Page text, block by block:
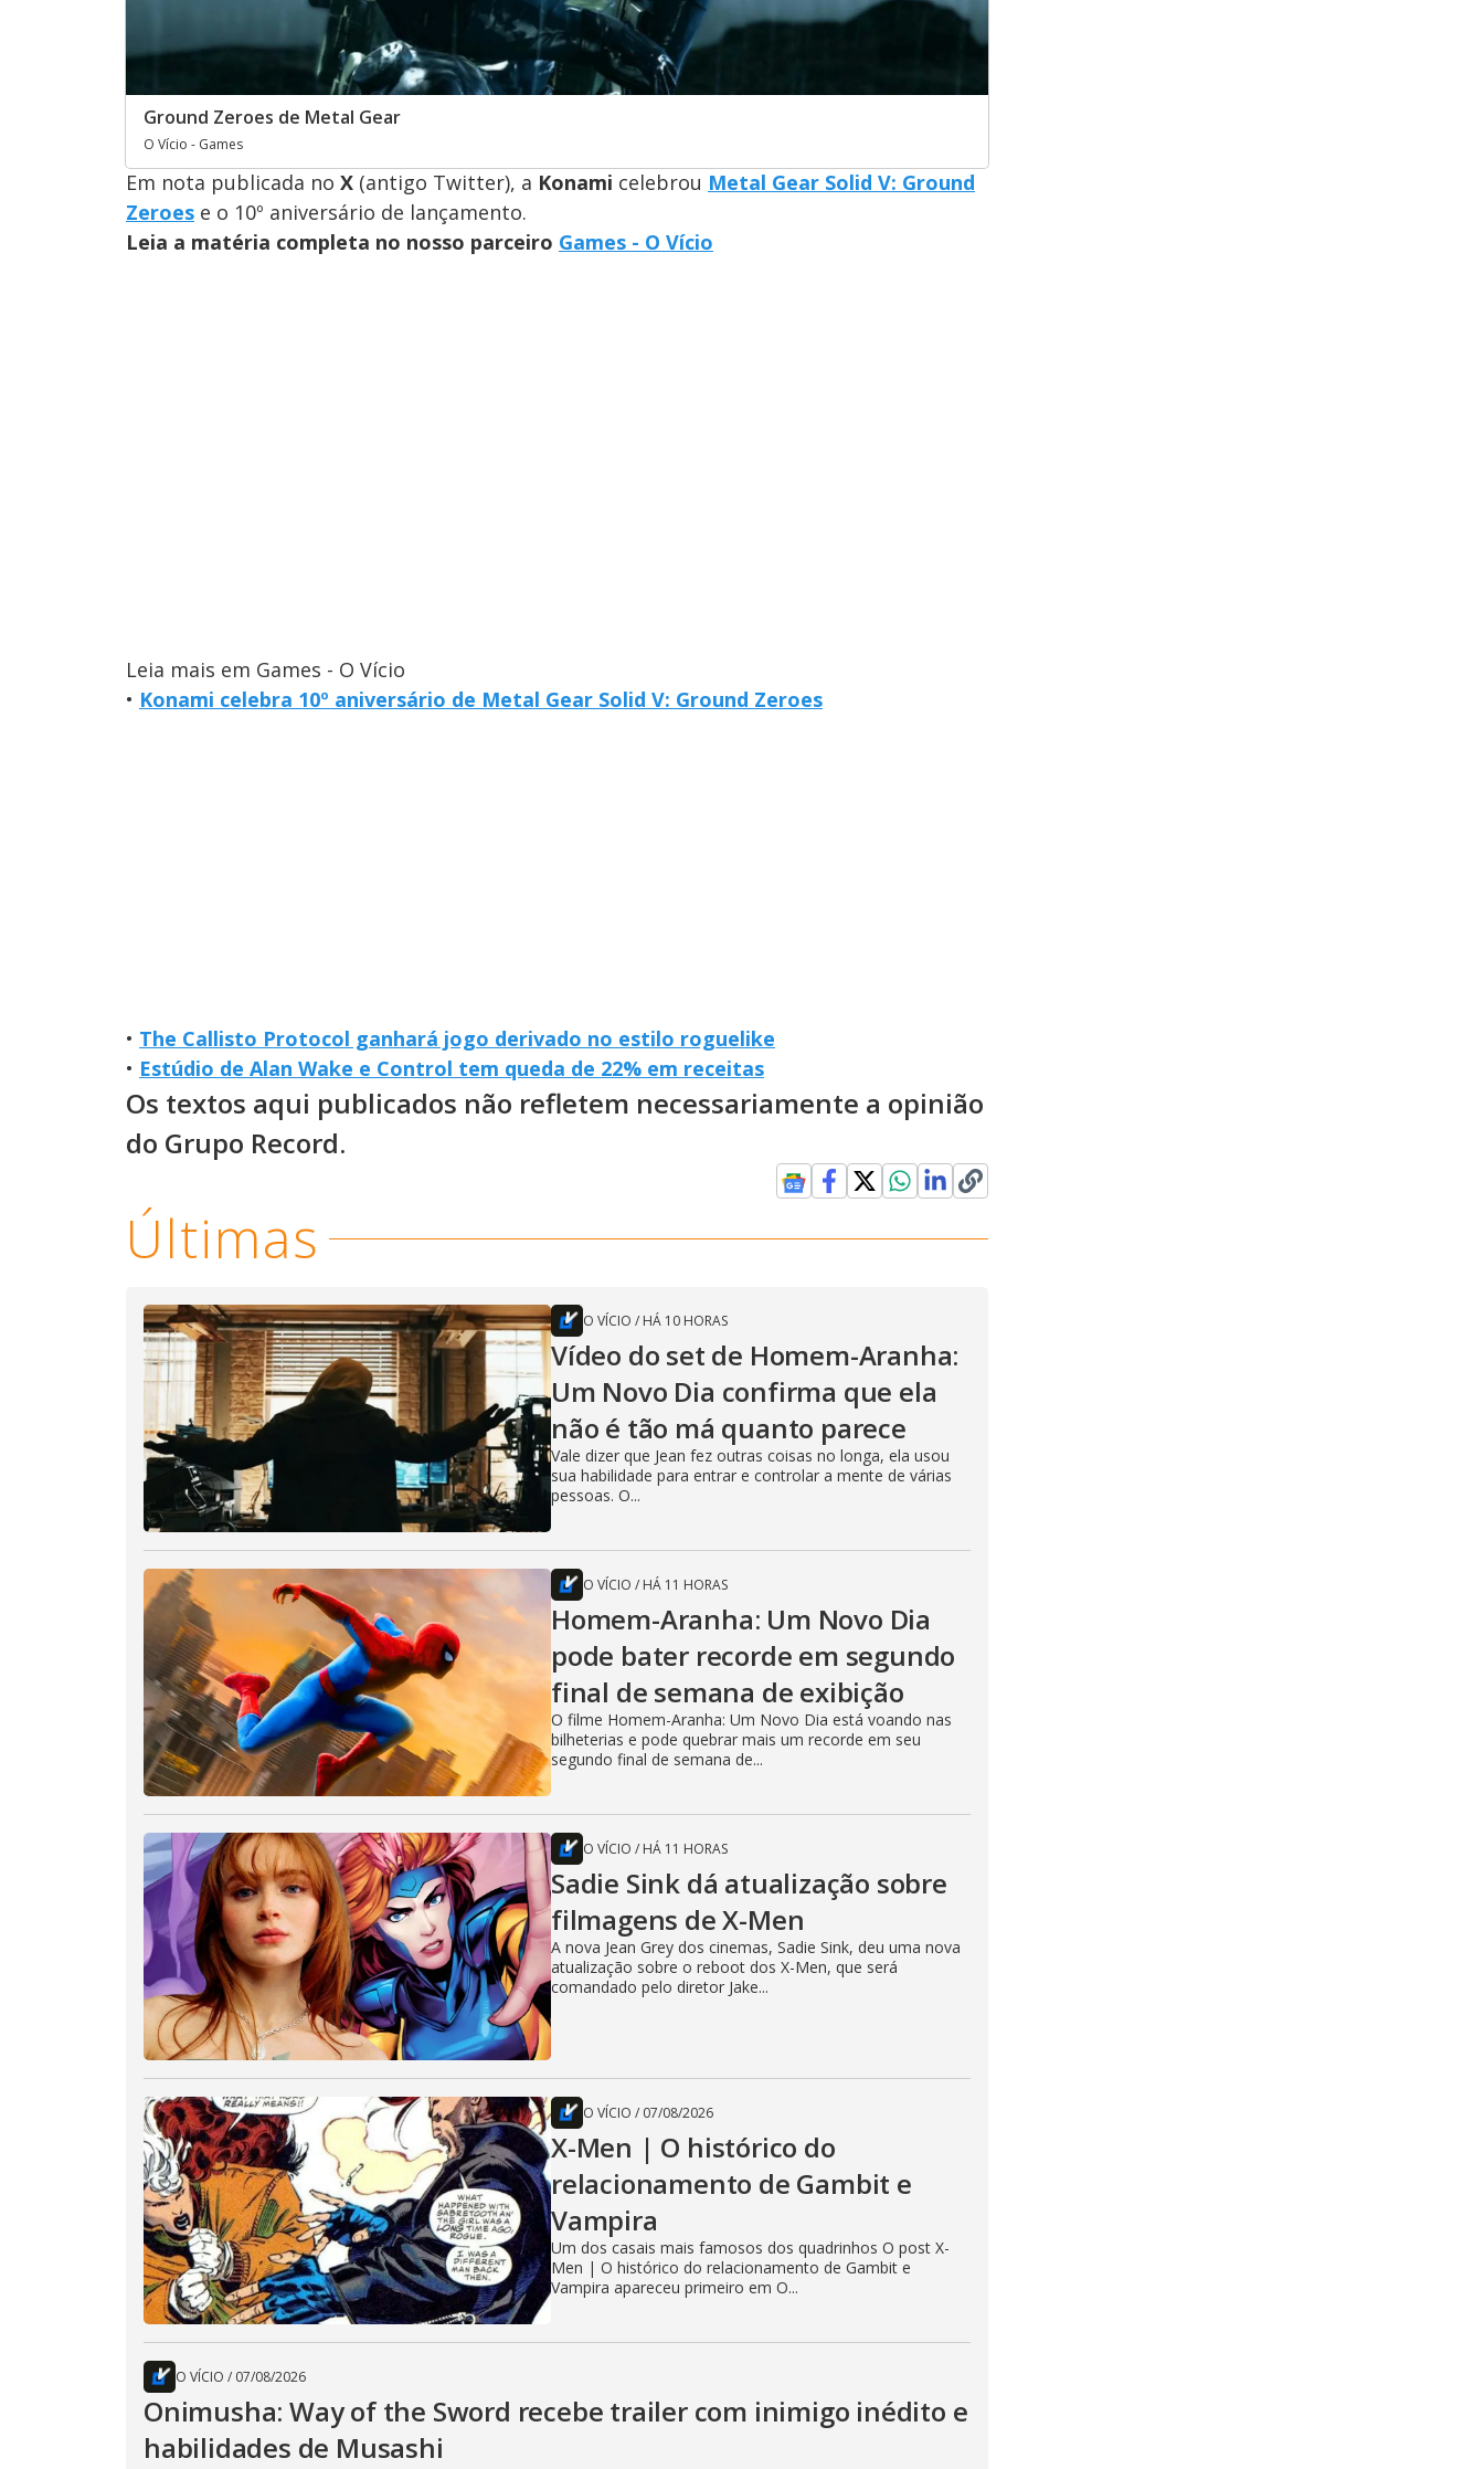
Ground Zeroes de Metal Gear
O Vício - Games
Em nota publicada no X (antigo Twitter), a Konami celebrou Metal Gear Solid V: Ground
Zeroes e o 10º aniversário de lançamento.
Leia a matéria completa no nosso parceiro Games - O Vício
Leia mais em Games - O Vício
• Konami celebra 10º aniversário de Metal Gear Solid V: Ground Zeroes
• The Callisto Protocol ganhará jogo derivado no estilo roguelike
• Estúdio de Alan Wake e Control tem queda de 22% em receitas
Os textos aqui publicados não refletem necessariamente a opinião
do Grupo Record.
Últimas
O VÍCIO / HÁ 10 HORAS
Vídeo do set de Homem-Aranha:
Um Novo Dia confirma que ela
não é tão má quanto parece
Vale dizer que Jean fez outras coisas no longa, ela usou
sua habilidade para entrar e controlar a mente de várias
pessoas. O...
O VÍCIO / HÁ 11 HORAS
Homem-Aranha: Um Novo Dia
pode bater recorde em segundo
final de semana de exibição
O filme Homem-Aranha: Um Novo Dia está voando nas
bilheterias e pode quebrar mais um recorde em seu
segundo final de semana de...
O VÍCIO / HÁ 11 HORAS
Sadie Sink dá atualização sobre
filmagens de X-Men
A nova Jean Grey dos cinemas, Sadie Sink, deu uma nova
atualização sobre o reboot dos X-Men, que será
comandado pelo diretor Jake...
O VÍCIO / 07/08/2026
X-Men | O histórico do
relacionamento de Gambit e
Vampira
Um dos casais mais famosos dos quadrinhos O post X-
Men | O histórico do relacionamento de Gambit e
Vampira apareceu primeiro em O...
O VÍCIO / 07/08/2026
Onimusha: Way of the Sword recebe trailer com inimigo inédito e
habilidades de Musashi